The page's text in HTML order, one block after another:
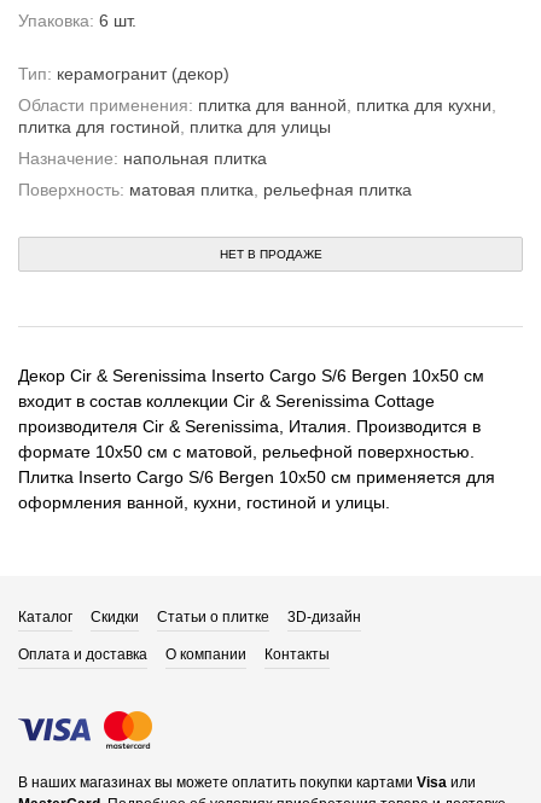
Упаковка: 6 шт.
Тип: керамогранит (декор)
Области применения: плитка для ванной плитка для кухни
плитка для гостиной
плитка для улицы
Назначение: напольная плитка
Поверхность: матовая плитка рельефная плитка
НЕТ В ПРОДАЖЕ
Декор Cir & Serenissima Inserto Cargo S/6 Bergen 10x50 см
входит в состав коллекции Cir & Serenissima Cottage
производителя Cir & Serenissima, Италия. Производится в
формате 10x50 см с матовой, рельефной поверхностью.
Плитка Inserto Cargo S/6 Bergen 10x50 см применяется для
оформления ванной, кухни, гостиной и улицы.
Каталог Скидки Статьи о плитке 3D-дизайн
Оплата и доставка О компании Контакты
В наших магазинах вы можете оплатить покупки картами Visa или